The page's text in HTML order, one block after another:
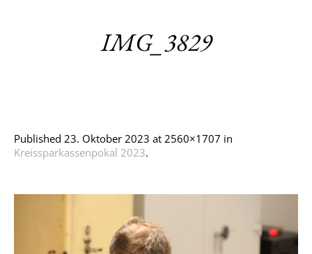
IMG_3829
Published 23. Oktober 2023 at 2560×1707 in
Kreissparkassenpokal 2023.